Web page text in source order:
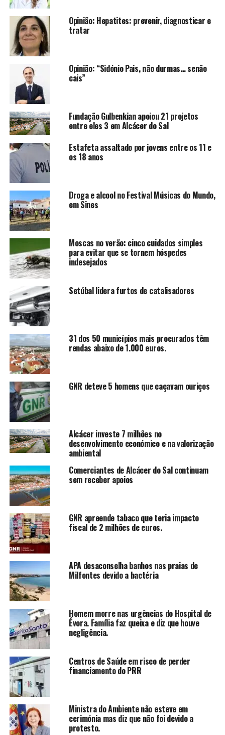
Opinião: Hepatites: prevenir, diagnosticar e
tratar
Opinião: “Sidónio Pais, não durmas… senão
cais”
Fundação Gulbenkian apoiou 21 projetos
entre eles 3 em Alcácer do Sal
Estafeta assaltado por jovens entre os 11 e
os 18 anos
Droga e alcool no Festival Músicas do Mundo,
em Sines
Moscas no verão: cinco cuidados simples
para evitar que se tornem hóspedes
indesejados
Setúbal lidera furtos de catalisadores
31 dos 50 municípios mais procurados têm
rendas abaixo de 1.000 euros.
GNR deteve 5 homens que caçavam ouriços
Alcácer investe 7 milhões no
desenvolvimento económico e na valorização
ambiental
Comerciantes de Alcácer do Sal continuam
sem receber apoios
GNR apreende tabaco que teria impacto
fiscal de 2 milhões de euros.
APA desaconselha banhos nas praias de
Milfontes devido a bactéria
Homem morre nas urgências do Hospital de
Évora. Família faz queixa e diz que houve
negligência.
Centros de Saúde em risco de perder
financiamento do PRR
Ministra do Ambiente não esteve em
cerimónia mas diz que não foi devido a
protesto.